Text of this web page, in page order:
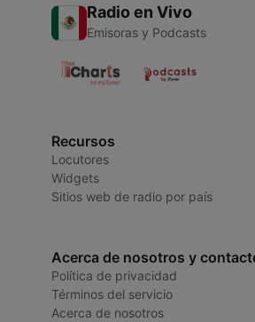
Radio en Vivo
Emisoras y Podcasts
Recursos
Locutores
Widgets
Sitios web de radio por país
Acerca de nosotros y
Política de privacidad
Términos del servicio
Acerca de nosotros